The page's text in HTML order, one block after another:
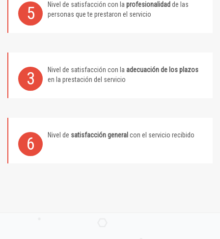
5 Nivel de satisfacción con la profesionalidad de las
personas que te prestaron el servicio
3 Nivel de satisfacción con la adecuación de los plazos
en la prestación del servicio
6 Nivel de satisfacción general con el servicio recibido